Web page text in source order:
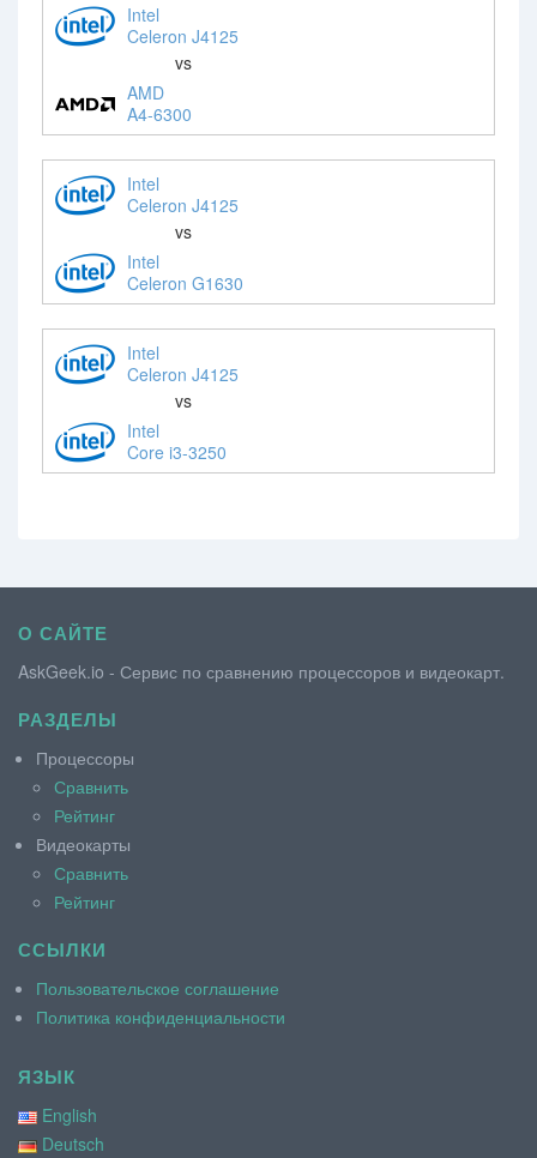
Intel
Celeron J4125
vs
AMD
A4-6300
Intel
Celeron J4125
vs
Intel
Celeron G1630
Intel
Celeron J4125
vs
Intel
Core i3-3250
О САЙТЕ
AskGeek.io - Сервис по сравнению процессоров и видеокарт.
РАЗДЕЛЫ
Процессоры
Сравнить
Рейтинг
Видеокарты
Сравнить
Рейтинг
ССЫЛКИ
Пользовательское соглашение
Политика конфиденциальности
ЯЗЫК
English
Deutsch